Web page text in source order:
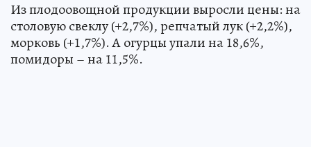
Из плодоовощной продукции выросли цены: на
столовую свеклу (+2,7%), репчатый лук (+2,2%),
морковь (+1,7%). А огурцы упали на 18,6%,
помидоры – на 11,5%.